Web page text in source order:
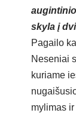
skyla į
Pagailo
Neseniai
kuriame
mylimas